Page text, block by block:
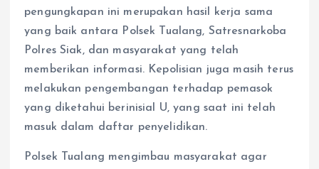
pengungkapan ini merupakan hasil kerja sama
yang baik antara Polsek Tualang, Satresnarkoba
Polres Siak, dan masyarakat yang telah
memberikan informasi. Kepolisian juga masih terus
melakukan pengembangan terhadap pemasok
yang diketahui berinisial U, yang saat ini telah
masuk dalam daftar penyelidikan.
Polsek Tualang mengimbau masyarakat agar